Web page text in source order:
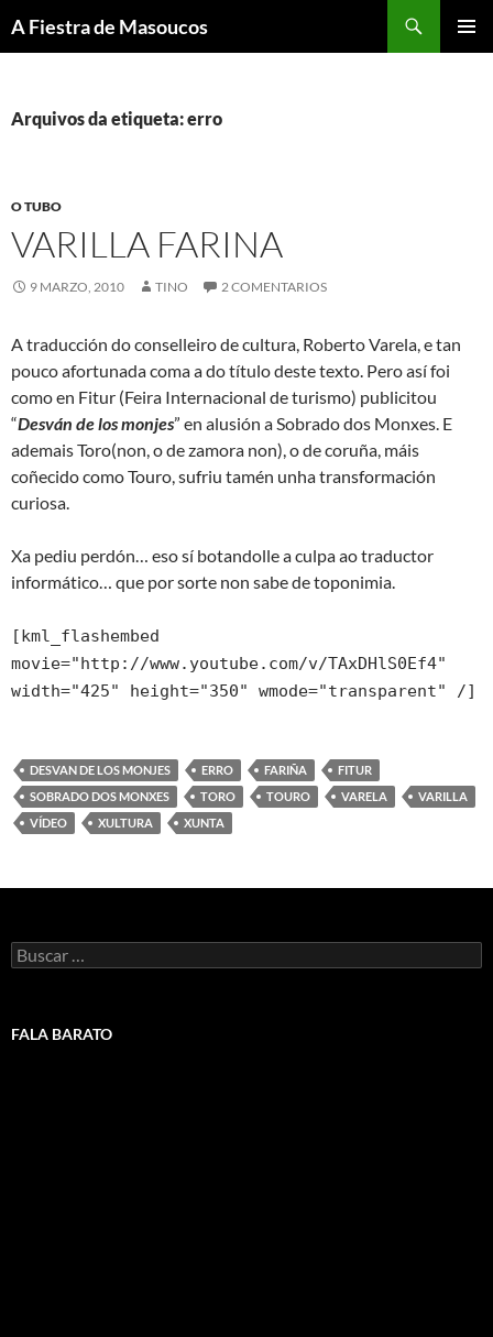
aoA Fiestra de Masoucos
Arquivos da etiqueta: erro
O TUBO
VARILLA FARINA
9 MARZO, 2010 TINO 2 COMENTARIOS
A traducción do conselleiro de cultura, Roberto Varela, e tan
pouco afortunada coma a do título deste texto. Pero así foi
como en Fitur (Feira Internacional de turismo) publicitou
“Desván de los monjes” en alusión a Sobrado dos Monxes. E
ademais Toro(non, o de zamora non), o de coruña, máis
coñecido como Touro, sufriu tamén unha transformación
curiosa.
Xa pediu perdón… eso sí botandolle a culpa ao traductor
informático… que por sorte non sabe de toponimia.
[kml_flashembed
movie="http://www.youtube.com/v/TAxDHlS0Ef4"
width="425" height="350" wmode="transparent" /]
DESVAN DE LOS MONJES ERRO FARIÑA
FITUR
SOBRADO DOS MONXES
TORO TOURO VARELA
VARILLA
VÍDEO
XULTURA XUNTA
Buscar:
FALA BARATO